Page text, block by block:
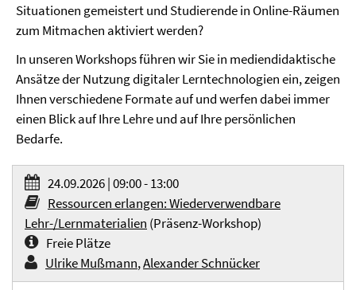
Situationen gemeistert und Studierende in Online-Räumen
zum Mitmachen aktiviert werden?
In unseren Workshops führen wir Sie in mediendidaktische
Ansätze der Nutzung digitaler Lerntechnologien ein, zeigen
Ihnen verschiedene Formate auf und werfen dabei immer
einen Blick auf Ihre Lehre und auf Ihre persönlichen
Bedarfe.
24.09.2026 | 09:00 - 13:00
Ressourcen erlangen: Wiederverwendbare
Lehr-/Lernmaterialien (Präsenz-Workshop)
Freie Plätze
Ulrike Mußmann,Alexander Schnücker